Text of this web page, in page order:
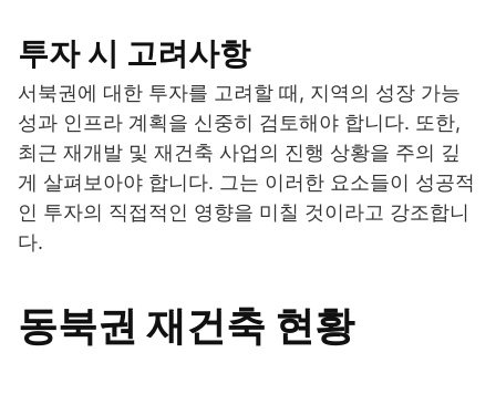
투자 시 고려사항
서북권에 대한 투자를 고려할 때, 지역의 성장 가능
성과 인프라 계획을 신중히 검토해야 합니다. 또한,
최근 재개발 및 재건축 사업의 진행 상황을 주의 깊
게 살펴보아야 합니다. 그는 이러한 요소들이 성공적
인 투자의 직접적인 영향을 미칠 것이라고 강조합니
다.
동북권 재건축 현황